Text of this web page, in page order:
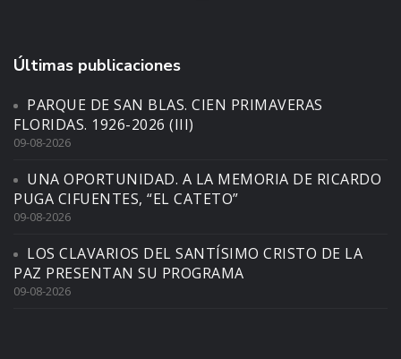
Últimas publicaciones
PARQUE DE SAN BLAS. CIEN PRIMAVERAS
FLORIDAS. 1926-2026 (III)
09-08-2026
UNA OPORTUNIDAD. A LA MEMORIA DE RICARDO
PUGA CIFUENTES, “EL CATETO”
09-08-2026
LOS CLAVARIOS DEL SANTÍSIMO CRISTO DE LA
PAZ PRESENTAN SU PROGRAMA
09-08-2026